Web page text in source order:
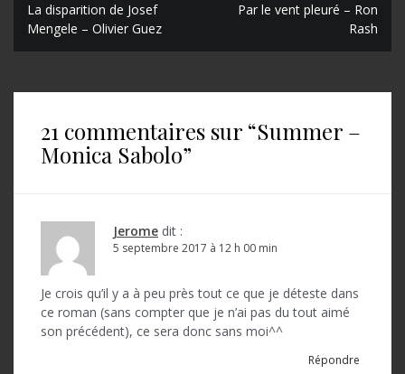
N
a
La disparition de Josef
Mengele – Olivier Guez
Par le vent pleuré – Ron
Rash
21 commentaires sur “Summer –
Monica Sabolo”
Jerome dit :
5 septembre 2017 à 12 h 00 min
Je crois qu’il y a à peu près tout ce que je déteste dans
ce roman (sans compter que je n’ai pas du tout aimé
son précédent), ce sera donc sans moi^^
Répondre